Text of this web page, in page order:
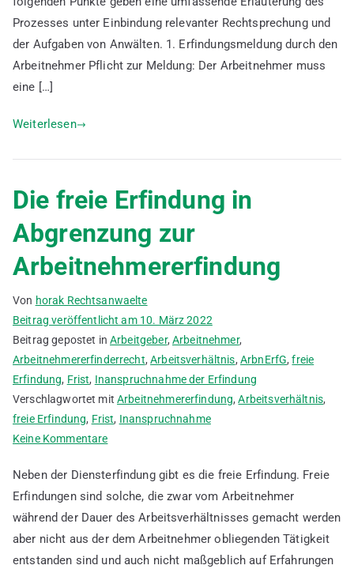
Prozesses unter Einbindung relevanter Rechtsprechung und
der Aufgaben von Anwälten. 1. Erfindungsmeldung durch den
Arbeitnehmer Pflicht zur Meldung: Der Arbeitnehmer muss
eine […]
Weiterlesen
Die freie Erfindung in
Abgrenzung zur
Arbeitnehmererfindung
Von horak Rechtsanwaelte
Beitrag veröffentlicht am 10. März 2022
Beitrag gepostet inArbeitgeber, Arbeitnehmer,
Arbeitnehmererfinderrecht,Arbeitsverhältnis, ArbnErfG,freie
Erfindung, Frist, Inanspruchnahme der Erfindung
Verschlagwortet mitArbeitnehmererfindung,Arbeitsverhältnis,
freie Erfindung, Frist, Inanspruchnahme
Keine Kommentarezu
freie
Erfindung
in
Abgrenzung
zur
Neben der Diensterfindung gibt es die freie Erfindung. Freie
Erfindungen sind solche, die zwar vom Arbeitnehmer
während der Dauer des Arbeitsverhältnisses gemacht werden
aber nicht aus der dem Arbeitnehmer obliegenden Tätigkeit
entstanden sind und auch nicht maßgeblich auf Erfahrungen